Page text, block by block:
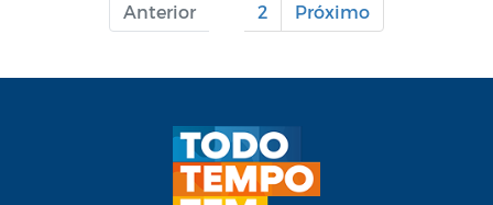
Anterior 2 Próximo